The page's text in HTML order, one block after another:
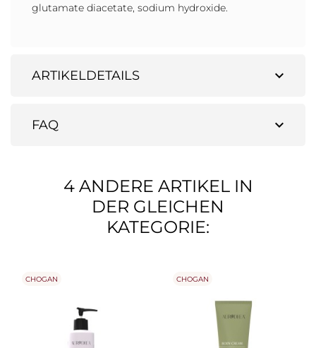
glutamate diacetate, sodium hydroxide.
expand_more
ARTIKELDETAILS
expand_more
FAQ
4 ANDERE ARTIKEL IN
DER GLEICHEN
KATEGORIE:
CHOGAN CHOGAN